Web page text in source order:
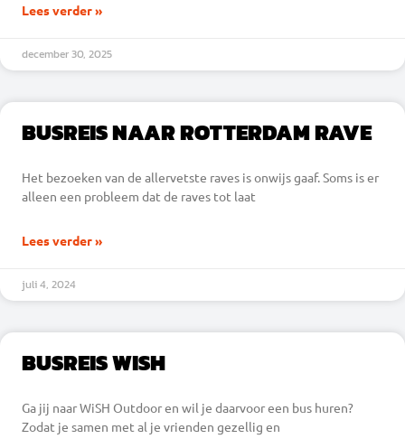
Lees verder »
december 30, 2025
BUSREIS NAAR ROTTERDAM RAVE
Het bezoeken van de allervetste raves is onwijs gaaf. Soms is er
alleen een probleem dat de raves tot laat
Lees verder »
juli 4, 2024
BUSREIS WISH
Ga jij naar WiSH Outdoor en wil je daarvoor een bus huren?
Zodat je samen met al je vrienden gezellig en